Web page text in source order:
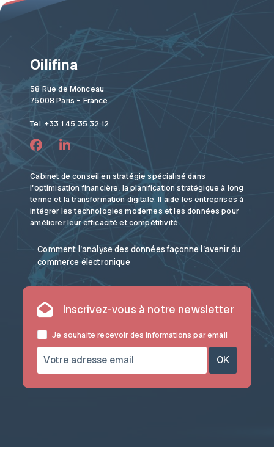
Oilifina
58 Rue de Monceau
75008 Paris – France
Tel. +33 1 45 35 32 12
Cabinet de conseil en stratégie spécialisé dans
l’optimisation financière, la planification stratégique à long
terme et la transformation digitale. Il aide les entreprises à
intégrer les technologies modernes et les données pour
améliorer leur efficacité et compétitivité.
Comment l’analyse des données façonne l’avenir du
commerce électronique
Inscrivez-vous à notre newsletter
Je souhaite recevoir des informations par email